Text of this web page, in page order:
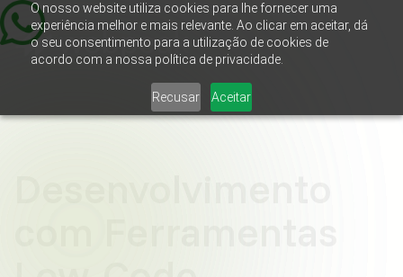
O nosso website utiliza cookies para lhe fornecer uma
experiência melhor e mais relevante. Ao clicar em aceitar, dá
o seu consentimento para a utilização de cookies de
acordo com a nossa política de privacidade.
Recusar Aceitar